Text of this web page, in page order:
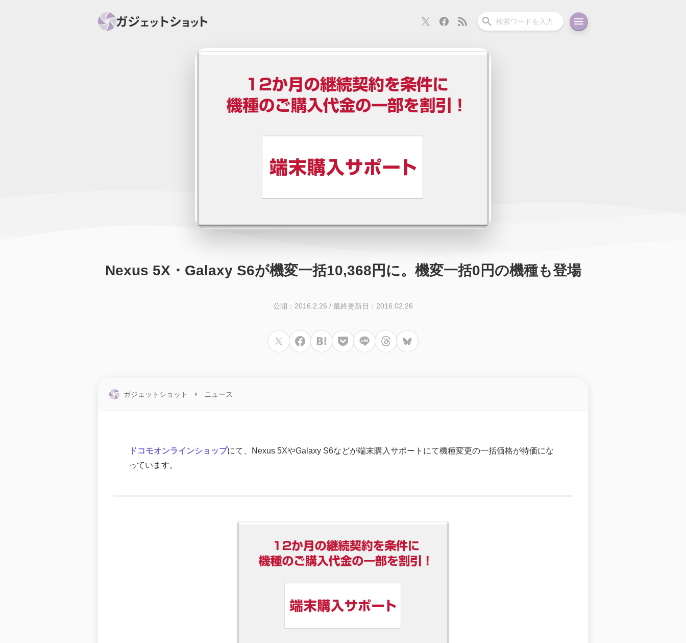
カメラ ウェアラブル スマートホーム 車・バイク
アクションカメラ カメラ 回線 iPhone iPad Mac Android
Nexus 5X・Galaxy S6が機変一括10,368円に。機変一括0円の機種も登場
公開：2016.2.26 / 最終更新日：2016.02.26
ガジェットショット ニュース
ドコモオンラインショップにて、Nexus 5XやGalaxy S6などが端末購入サポートにて機種変更の一括価格が特価にな
っています。